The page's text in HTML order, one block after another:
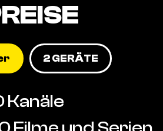
2 GERÄTE
Kanäle